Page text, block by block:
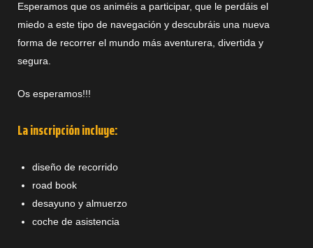
Esperamos que os animéis a participar, que le perdáis el
miedo a este tipo de navegación y descubráis una nueva
forma de recorrer el mundo más aventurera, divertida y
segura.
Os esperamos!!!
La inscripción incluye:
diseño de recorrido
road book
desayuno y almuerzo
coche de asistencia